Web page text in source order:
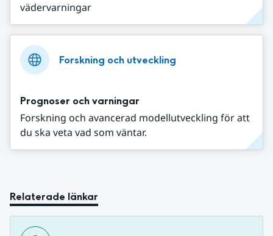
vädervarningar
Forskning och utveckling
Prognoser och varningar
Forskning och avancerad modellutveckling för att
du ska veta vad som väntar.
Relaterade länkar